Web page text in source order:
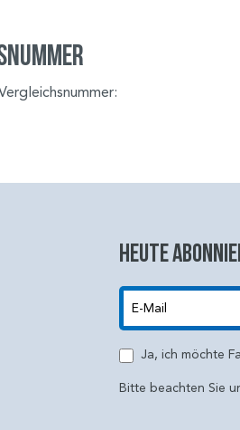
Heute
Ja, ich möchte
Bitte beachten Sie